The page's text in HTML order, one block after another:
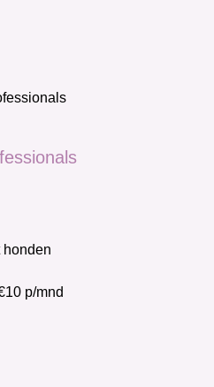
honden
p/mnd